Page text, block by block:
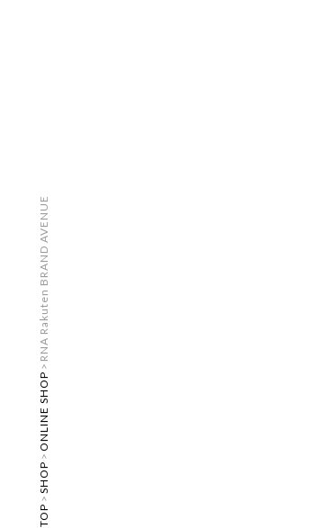
TOP
>
SHOP
>
ONLINE SHOP
>
RNA Rakuten BRAND AVENUE